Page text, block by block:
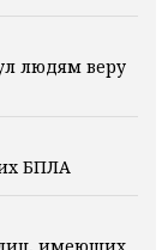
людям веру
БПЛА
имеющих